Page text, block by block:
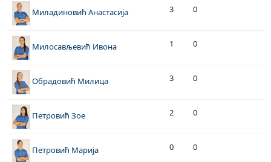
Миладиновић Анастасија 3 0
Милосављевић Ивона 1 0
Обрадовић Милица 3 0
Петровић Зое 2 0
Петровић Марија 0 0